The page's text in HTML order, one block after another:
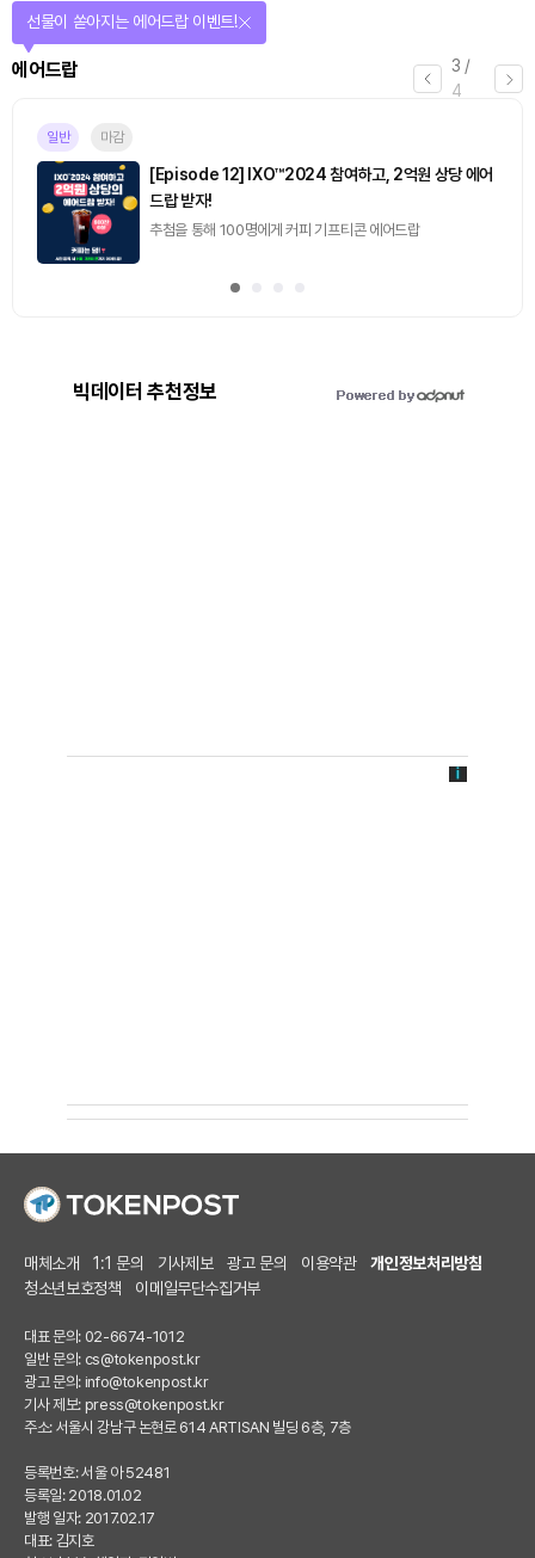
4 /
4
퀴즈
퀴즈풀고 선물 받자!
진행중
[토큰포스트] 기사 퀴즈 658회차
2026.08.07 (금) ~ 2026.08.08 (토)
빅데이터 추천정보
매체소개 1:1 문의 기사제보 광고 문의 이용약관
개인정보처리방침
청소년보호정책
이메일무단수집거부
대표 문의: 02-6674-1012
일반 문의: cs@tokenpost.kr
광고 문의: info@tokenpost.kr
기사 제보: press@tokenpost.kr
주소: 서울시 강남구 논현로 614 ARTISAN 빌딩 6층, 7층
등록번호: 서울 아 52481
등록일: 2018.01.02
발행 일자: 2017.02.17
대표: 김지호